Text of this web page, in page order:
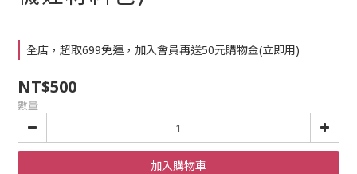
全店，超取699免運，加入會員再送50元購物金(立即用)
NT$500
數量
加入購物車